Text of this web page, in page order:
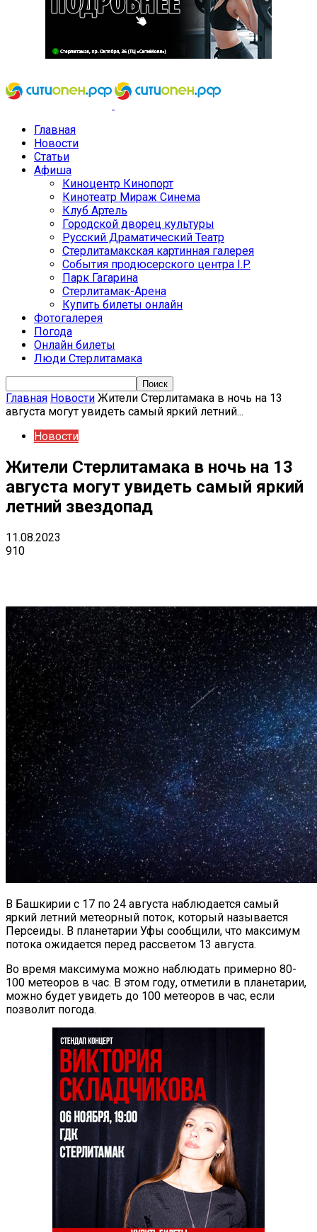
Главная
Новости
Статьи
Афиша
Киноцентр Кинопорт
Кинотеатр Мираж Синема
Клуб Артель
Городской дворец культуры
Русский Драматический Театр
Стерлитамакская картинная галерея
События продюсерского центра I.P.
Парк Гагарина
Стерлитамак-Арена
Купить билеты онлайн
Фотогалерея
Погода
Онлайн билеты
Люди Стерлитамака
Главная Новости Жители Стерлитамака в ночь на 13
августа могут увидеть самый яркий летний...
Новости
Жители Стерлитамака в ночь на 13
августа могут увидеть самый яркий
летний звездопад
11.08.2023
910
В Башкирии с 17 по 24 августа наблюдается самый
яркий летний метеорный поток, который называется
Персеиды. В планетарии Уфы сообщили, что максимум
потока ожидается перед рассветом 13 августа.
Во время максимума можно наблюдать примерно 80-
100 метеоров в час. В этом году, отметили в планетарии,
можно будет увидеть до 100 метеоров в час, если
позволит погода.